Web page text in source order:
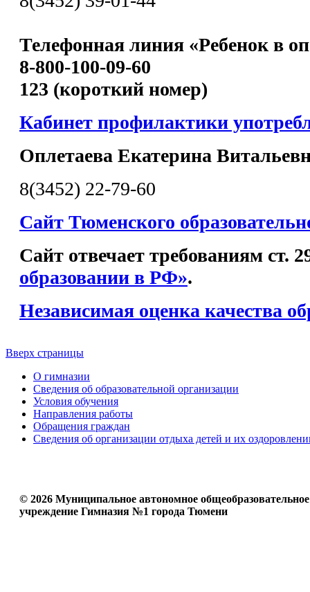
Телефонная линия «Ребенок в
8-800-100-09-60
123 (короткий номер)
Кабинет профилактики
Оплетаева Екатерина
8(3452) 22-79-60
Сайт Тюменского
Сайт отвечает требованиям ст.
образовании в РФ».
Независимая оценка качества
Вверх страницы
О гимназии
Сведения об образовательной организации
Условия обучения
Направления работы
Обращения граждан
Сведения об организации отдыха детей и их
© 2026 Муниципальное автономное общеобразовательное
учреждение Гимназия №1 города Тюмени